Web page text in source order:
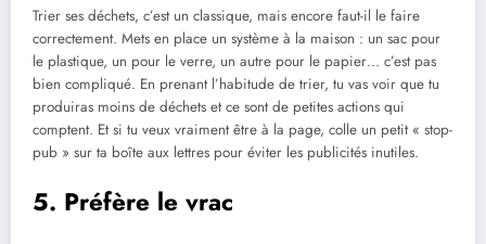
Trier ses déchets, c’est un classique, mais encore faut-il le faire
correctement. Mets en place un système à la maison : un sac pour
le plastique, un pour le verre, un autre pour le papier… c’est pas
bien compliqué. En prenant l’habitude de trier, tu vas voir que tu
produiras moins de déchets et ce sont de petites actions qui
comptent. Et si tu veux vraiment être à la page, colle un petit « stop-
pub » sur ta boîte aux lettres pour éviter les publicités inutiles.
5. Préfère le vrac